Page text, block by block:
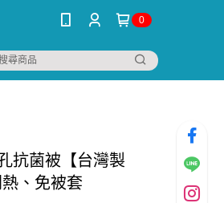
0
抗菌被【台灣製
、免被套